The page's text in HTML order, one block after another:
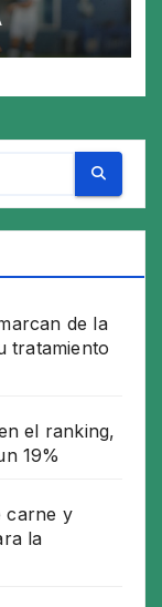
de la
tratamiento
el ranking,
19%
carne y
la